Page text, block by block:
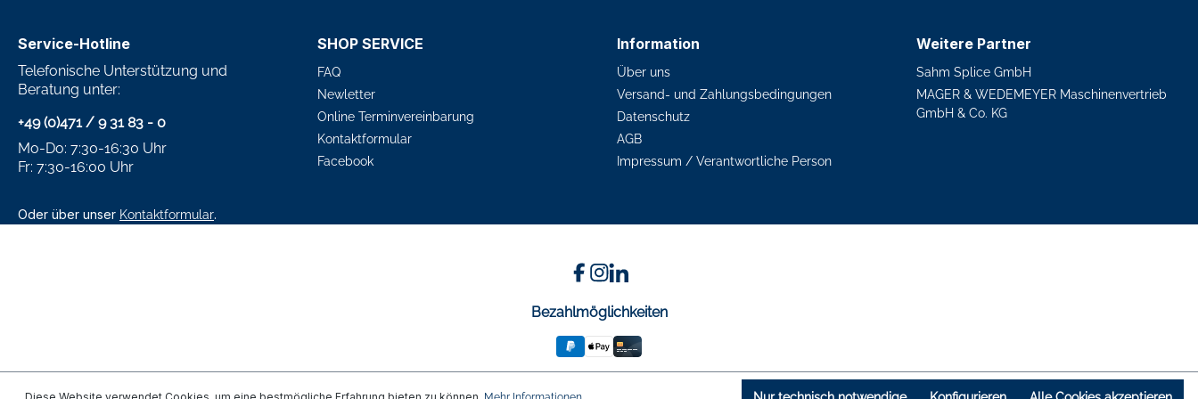
Service-Hotline
Telefonische Unterstützung und
Beratung unter:
+49 (0)471 / 9 31 83 - 0
Mo-Do: 7:30-16:30 Uhr
Fr: 7:30-16:00 Uhr
Oder über unser Kontaktformular.
SHOP SERVICE
FAQ
Newletter
Online Terminvereinbarung
Kontaktformular
Facebook
Information
Über uns
Versand- und Zahlungsbedingungen
Datenschutz
AGB
Impressum / Verantwortliche Person
Weitere Partner
Sahm Splice GmbH
MAGER & WEDEMEYER Maschinenvertrieb
GmbH & Co. KG
Bezahlmöglichkeiten